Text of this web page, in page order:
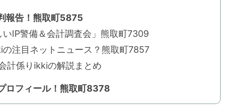
報告！熊取町5875
IP警備＆会計調査会」熊取町7309
注目ネットニュース？熊取町7857
計係りikkiの解説まとめ
ロフィール！熊取町8378